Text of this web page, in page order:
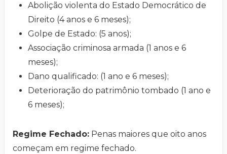
Abolição violenta do Estado Democrático de
Direito (4 anos e 6 meses);
Golpe de Estado: (5 anos);
Associação criminosa armada (1 anos e 6
meses);
Dano qualificado: (1 ano e 6 meses);
Deterioração do patrimônio tombado (1 ano e
6 meses);
Regime Fechado: Penas maiores que oito anos
começam em regime fechado.